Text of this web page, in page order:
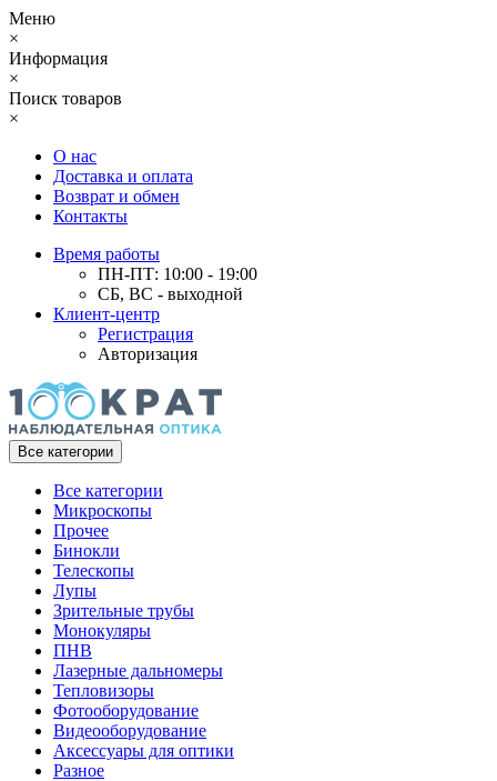
Меню
×
Информация
×
Поиск товаров
×
О нас
Доставка и оплата
Возврат и обмен
Контакты
Время работы
ПН-ПТ: 10:00 - 19:00
СБ, ВС - выходной
Клиент-центр
Регистрация
Авторизация
Все категории
Все категории
Микроскопы
Прочее
Бинокли
Телескопы
Лупы
Зрительные трубы
Монокуляры
ПНВ
Лазерные дальномеры
Тепловизоры
Фотооборудование
Видеооборудование
Аксессуары для оптики
Разное